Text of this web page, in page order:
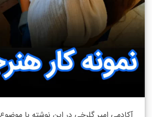
آکادمی امیر گلرخی در این نوشته با